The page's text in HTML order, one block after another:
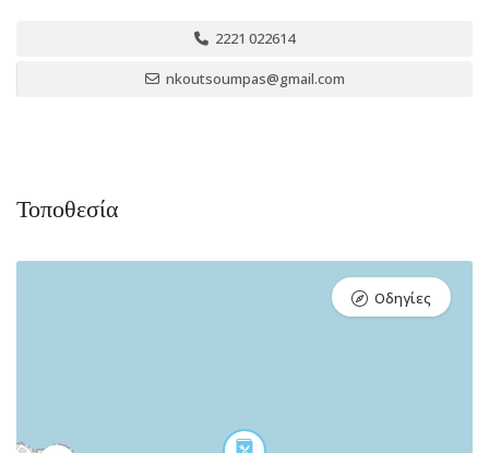
2221 022614
nkoutsoumpas@gmail.com
Τοποθεσία
Οδηγίες